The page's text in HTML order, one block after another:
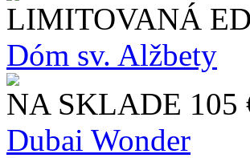
LIMITOVANÁ
Dóm sv. Alžbety
NA SKLADE 105
Dubai Wonder